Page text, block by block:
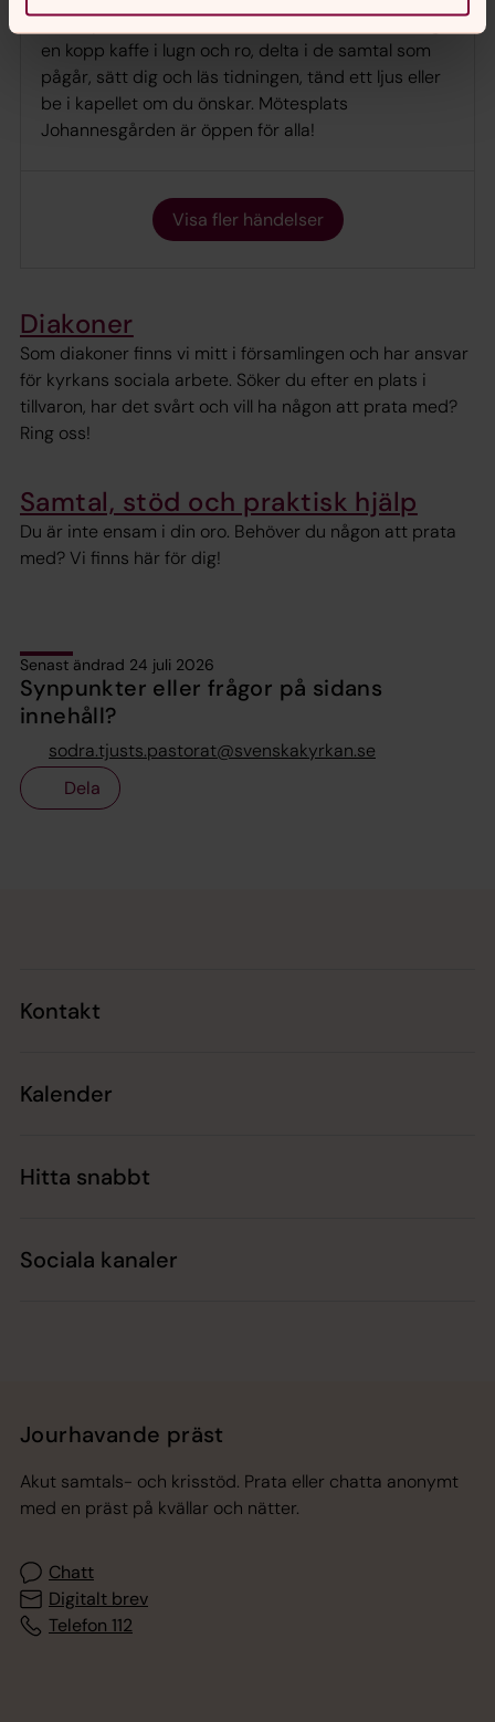
mötesplats där vi serverar frukost. Kom och ta dig
en kopp kaffe i lugn och ro, delta i de samtal som
pågår, sätt dig och läs tidningen, tänd ett ljus eller
be i kapellet om du önskar. Mötesplats
Johannesgården är öppen för alla!
Visa fler händelser
Diakoner
Som diakoner finns vi mitt i församlingen och har ansvar
för kyrkans sociala arbete. Söker du efter en plats i
tillvaron, har det svårt och vill ha någon att prata med?
Ring oss!
Samtal, stöd och praktisk hjälp
Du är inte ensam i din oro. Behöver du någon att prata
med? Vi finns här för dig!
Senast ändrad 24 juli 2026
Synpunkter eller frågor på sidans
innehåll?
sodra.tjusts.pastorat@svenskakyrkan.se
Dela
Kontakt
Kalender
Hitta snabbt
Sociala kanaler
Jourhavande präst
Akut samtals- och krisstöd. Prata eller chatta anonymt
med en präst på kvällar och nätter.
Chatt
Digitalt brev
Telefon 112